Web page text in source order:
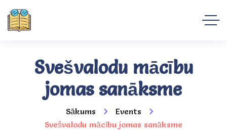
Svešvalodu mācību
jomas sanāksme
Sākums
Events
Svešvalodu mācību jomas sanāksme